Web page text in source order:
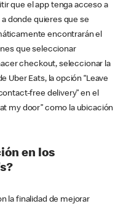
que el app tenga acceso a
donde quieres que se
encontrarán el
que seleccionar
checkout, seleccionar la
Uber Eats, la opción “Leave
free delivery” en el
my door” como la ubicación
en los
la finalidad de mejorar